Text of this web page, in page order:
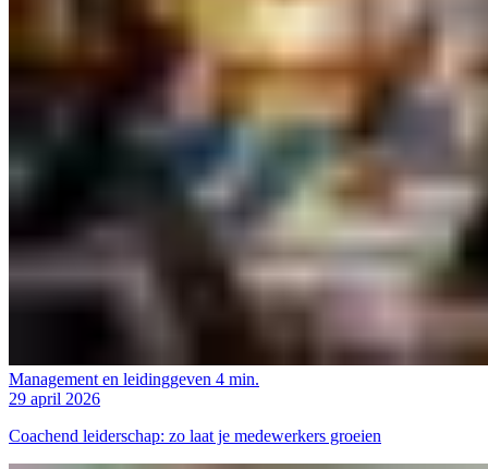
Management en leidinggeven 4 min.
29 april 2026
Coachend leiderschap: zo laat je medewerkers groeien